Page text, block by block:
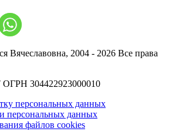
Вячеславовна, 2004 - 2026 Все права
304422923000010
персональных данных
персональных данных
файлов cookies